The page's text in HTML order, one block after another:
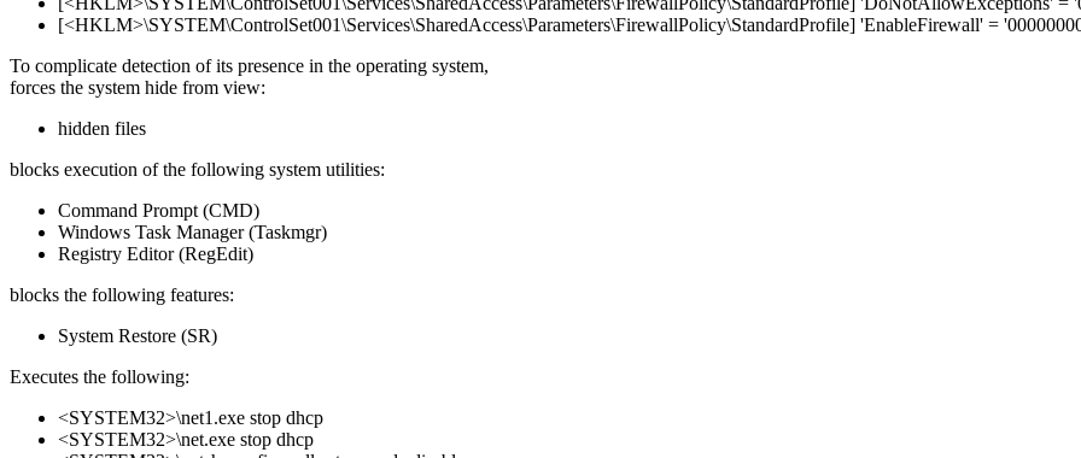
[<HKLM>\SYSTEM\ControlSet001\Services\SharedAccess\Parameters\FirewallPolicy\StandardProfile] 'EnableFirewall' =
To complicate detection of its presence in the operating system,
forces the system hide from view:
hidden files
blocks execution of the following system utilities:
Command Prompt (CMD)
Windows Task Manager (Taskmgr)
Registry Editor (RegEdit)
blocks the following features:
System Restore (SR)
Executes the following:
<SYSTEM32>\net1.exe stop dhcp
<SYSTEM32>\net.exe stop dhcp